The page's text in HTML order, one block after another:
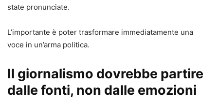
state pronunciate.
L’importante è poter trasformare immediatamente una
voce in un’arma politica.
Il giornalismo dovrebbe partire
dalle fonti, non dalle emozioni